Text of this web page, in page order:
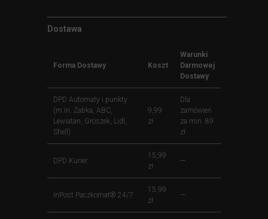
Dostawa
Forma Dostawy Koszt
Warunki
Darmowej
Dostawy
DPD Automaty i punkty
(m.in. Żabka, ABC,
Lewiatan, Groszek, Lidl,
Shell)
9,99
zł
Dla
zamówień
za min. 89
zł
DPD Kurier
15,99
zł
—
InPost Paczkomat® 24/7
15,99
zł
—